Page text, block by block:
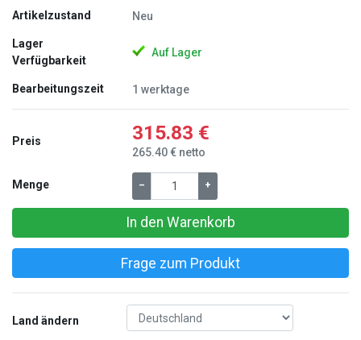
Artikelzustand Neu
Lager
Verfügbarkeit
Auf Lager
Bearbeitungszeit 1 werktage
Preis 315.83 €
265.40 € netto
Menge – +
In den Warenkorb
Frage zum Produkt
Land ändern